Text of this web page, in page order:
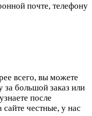
почте, телефону
всего, вы можете
за большой заказ или
после
честные, у нас